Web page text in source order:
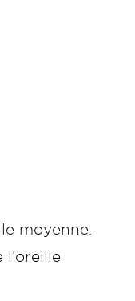
moyenne.
l’oreille